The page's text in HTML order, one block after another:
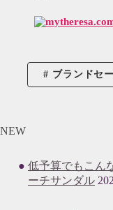
ブランドセ
NEW
低予算でもこん
ーチサンダル